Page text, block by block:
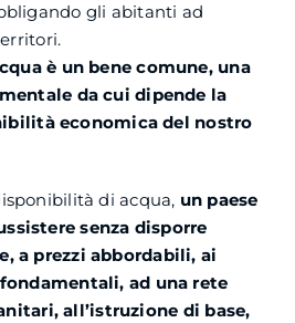
gli abitanti ad
è un bene comune, una
da cui dipende la
economica del nostro
di acqua, un paese
senza disporre
a prezzi abbordabili, ai
ad una rete
all’istruzione di base,